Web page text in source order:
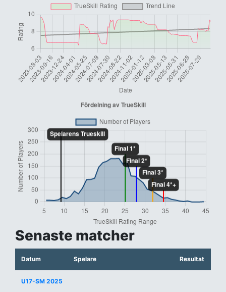
Senaste matcher
Datum Spelare Resultat
U17-SM 2025